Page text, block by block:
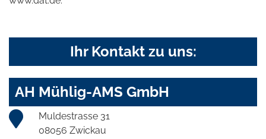
Ihr Kontakt zu uns:
AH Mühlig-AMS GmbH
Muldestrasse 31
08056 Zwickau